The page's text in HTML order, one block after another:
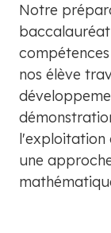
Notre
baccalauréat
nos élève
une